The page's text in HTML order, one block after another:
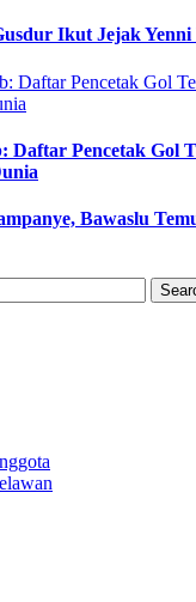
Ikut Jejak Yenni
Daftar Pencetak Gol
Bawaslu